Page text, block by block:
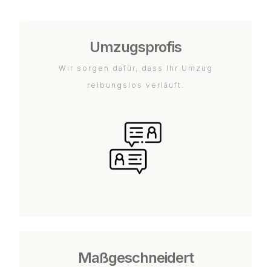
Umzugsprofis
Wir sorgen dafür, dass Ihr Umzug
reibungslos verläuft.
Maßgeschneidert